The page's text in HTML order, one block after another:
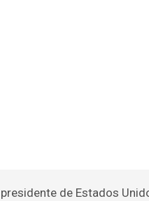
presidente de Estados